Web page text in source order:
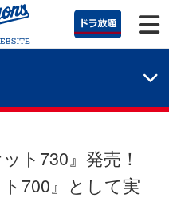
ト730』発売！
700』として実